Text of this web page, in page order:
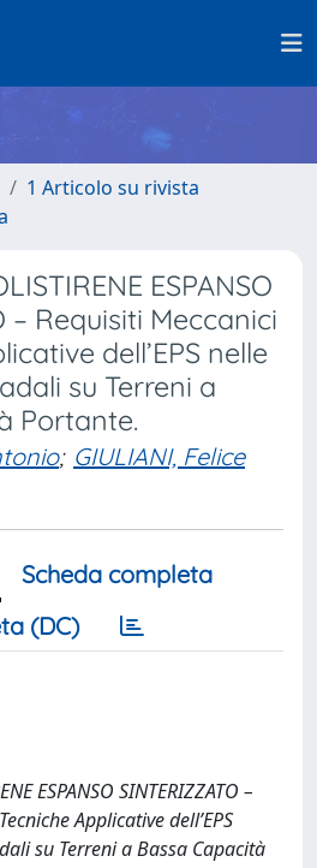
1 Articolo su rivista
ESPANSO
– Requisiti Meccanici
dell’EPS nelle
su Terreni a
Portante.
; GIULIANI, Felice
Scheda completa
(DC)
ESPANSO SINTERIZZATO –
Applicative dell’EPS
su Terreni a Bassa Capacità